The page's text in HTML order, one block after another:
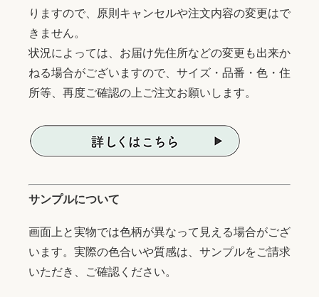
りますので、原則キャンセルや注文内容の変更はで
きません。
状況によっては、お届け先住所などの変更も出来か
ねる場合がございますので、サイズ・品番・色・住
所等、再度ご確認の上ご注文お願いします。
サンプルについて
画面上と実物では色柄が異なって見える場合がござ
います。実際の色合いや質感は、サンプルをご請求
いただき、ご確認ください。